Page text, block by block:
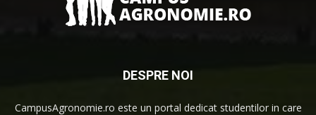
DESPRE NOI
CampusAgronomie.ro este un portal dedicat studentilor in care